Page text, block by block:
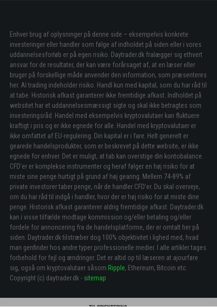
Enhver brug af oplysninger på denne side – eksempelvis konkrete
investeringer eller handler som følge af indholdet på siden eller i vores
uddannelsesforløb er på egen risiko. Daytrader.dk fralægger sig ethvert
ansvar for de resultater, der kan være forårsaget af, at en læser eller
bruger på forskellige måde anvender den information, som præsenteres
her. Al trading indeholder risiko. Handl kun med kapital, som du har råd til
at tabe. Historisk afkast garanterer ikke fremtidige afkast. Indholdet på
websitet har et uddannelsesmæssigt sigte og skal ikke betragtes som
investeringsråd. Handel med eksempelvis kryptovalutaer kan fluktuere
kraftigt i pris og er ikke egnede for alle. Handel med kryptovalutaer er
ikke omfattet af EU-regulering. Din kapital er i fare. Helt generelt er
gearede handelsprodukter, som er beskrevet på dette website, er ikke
egnede for enhver. Det er muligt, at tab kan overstige din kontobalance.
CFD’er er komplekse instrumenter og heraf følger en høj risiko for at
miste sine penge hurtigt på grund af høj gearing. Mellem 74-89% af
private investorer taber penge, når de handler CFD’er. Du skal overveje,
om du har råd til indgå i handler, hvor der er høj risiko for at miste dine
penge. Historisk afkast garanterer aldrig fremtidige afkast. Daytrader.dk
kan i visse tilfælde modtage kommission og/eller betaling og/eller
fordele for annoncering fra de handelsplatforme, der er omtalt her på
siden. Daytrader.dk tilstræber dog 100% objektivitet i lighed med, hvad
man genfinder hos andre typer professionelle medier. I alle artikler tages
forbehold for fejl og ændringer. Det er altid op til læseren at ajourføre
sig, også om kryptovalutaer såsom Ripple, Ethereum, Bitcoin etc.
Copyright (c) daytrader.dk - sitemap